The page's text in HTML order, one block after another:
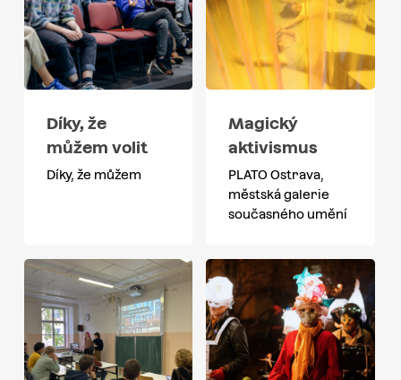
Díky, že
můžem volit
Díky, že můžem
Magický
aktivismus
PLATO Ostrava,
městská galerie
současného umění